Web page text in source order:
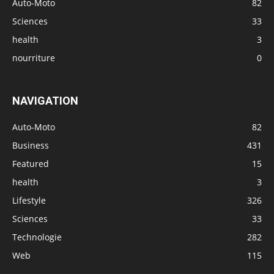
Auto-Moto
82
Sciences
33
health
3
nourriture
0
NAVIGATION
Auto-Moto
82
Business
431
Featured
15
health
3
Lifestyle
326
Sciences
33
Technologie
282
Web
115